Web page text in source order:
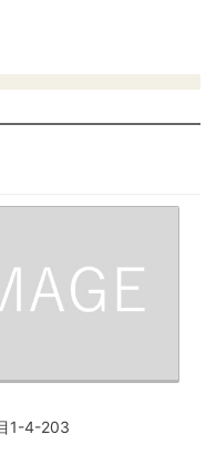
1-4-203